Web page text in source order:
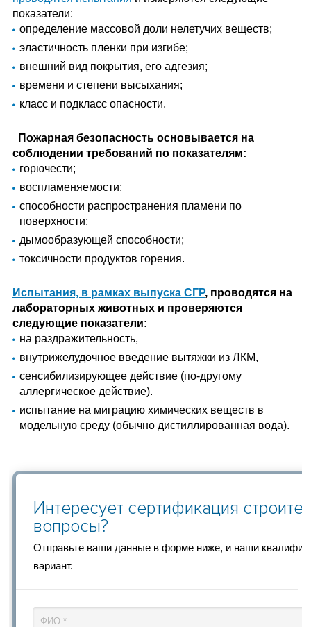
показатели:
определение массовой доли нелетучих веществ;
эластичность пленки при изгибе;
внешний вид покрытия, его адгезия;
времени и степени высыхания;
класс и подкласс опасности.
Пожарная безопасность основывается на
соблюдении требований по показателям:
горючести;
воспламеняемости;
способности распространения пламени по
поверхности;
дымообразующей способности;
токсичности продуктов горения.
Испытания, в рамках выпуска СГР, проводятся на
лабораторных животных и проверяются
следующие показатели:
на раздражительность,
внутрижелудочное введение вытяжки из ЛКМ,
сенсибилизирующее действие (по-другому
аллергическое действие).
испытание на миграцию химических веществ в
модельную среду (обычно дистиллированная вода).
Интересует сертификация
вопросы?
Отправьте ваши данные в форме ниже, и наши
вариант.